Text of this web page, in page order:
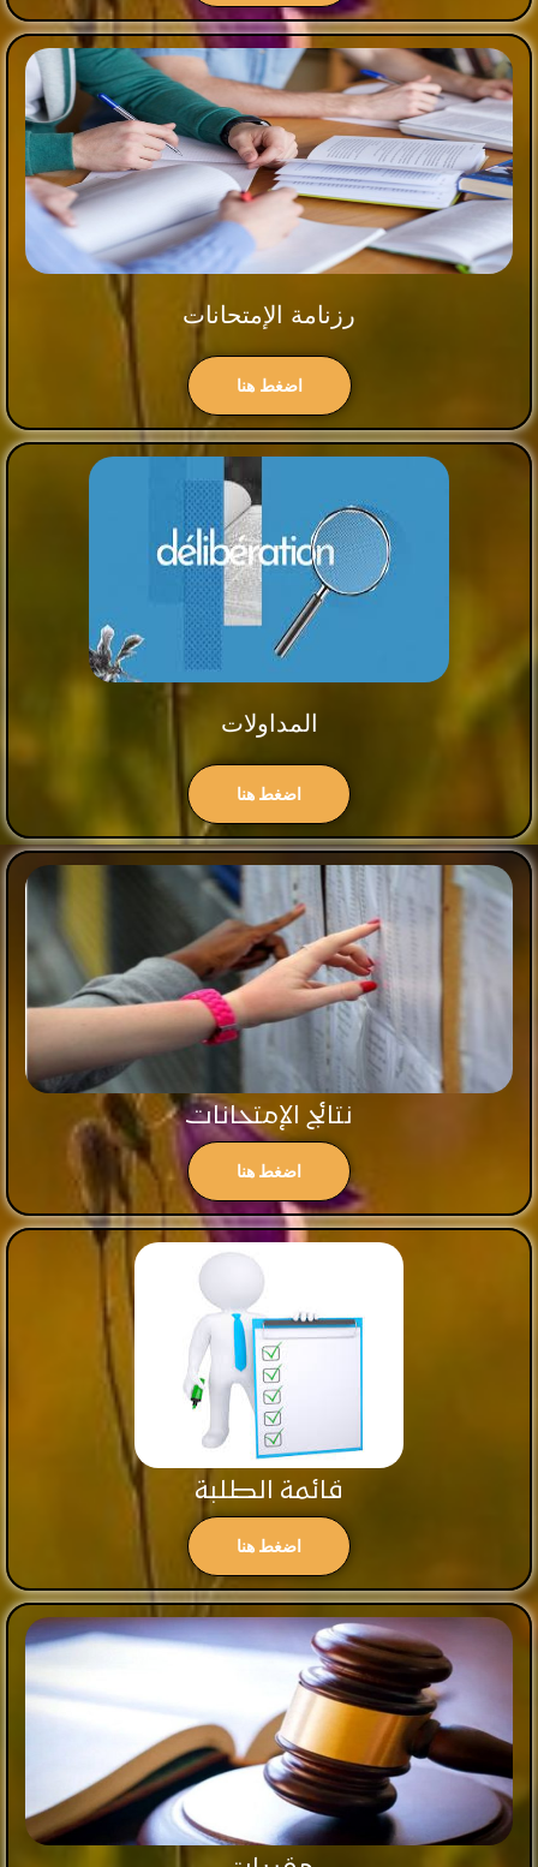
رزنامة الإمتحانات
اضغط هنا
المداولات
اضغط هنا
نتائج الإمتحانات
اضغط هنا
قائمة الطلبة
اضغط هنا